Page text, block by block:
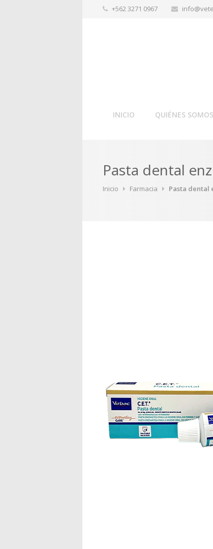
+562 3271 0967
INICIO QUIÉNES SOMOS
Pasta dental
Inicio Farmacia Pasta dental